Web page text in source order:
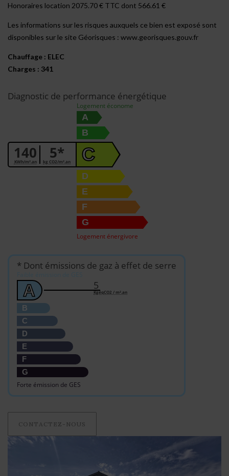
Honoraires location 2075.70 € TTC dont 566.61 €
Les informations sur les risques auxquels ce bien est exposé sont
disponibles sur le site Géorisques : www.georisques.gouv.fr
Chauffage : ELEC
Charges : 341
Diagnostic de performance énergétique
140
KWh/m².an 5*
kg CO2/m².an
Logement économe
A
B
C
D
E
F
G
Logement énergivore
* Dont émissions de gaz à effet de serre
A
B
C
D
E
F
G
Forte émission de GES
5
KgéqCO2 / m².an
CONTACTEZ-NOUS